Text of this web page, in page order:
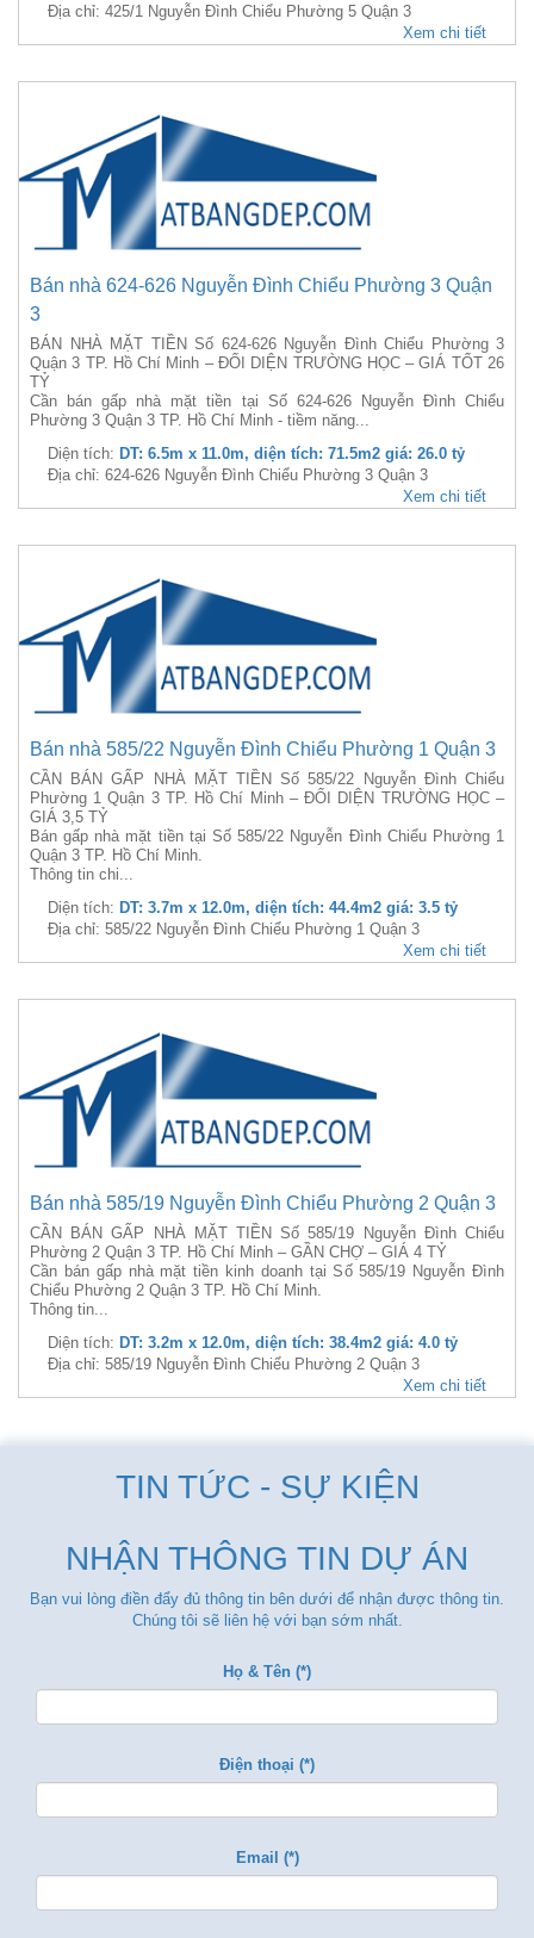
Địa chỉ: 425/1 Nguyễn Đình Chiểu Phường 5 Quận 3
Xem chi tiết
Bán nhà 624-626 Nguyễn Đình Chiểu Phường 3 Quận
3
BÁN NHÀ MẶT TIỀN Số 624-626 Nguyễn Đình Chiểu Phường 3
Quận 3 TP. Hồ Chí Minh – ĐỐI DIỆN TRƯỜNG HỌC – GIÁ TỐT 26
TỶ
Cần bán gấp nhà mặt tiền tại Số 624-626 Nguyễn Đình Chiểu
Phường 3 Quận 3 TP. Hồ Chí Minh - tiềm năng...
Diện tích: DT: 6.5m x 11.0m, diện tích: 71.5m2 giá: 26.0 tỷ
Địa chỉ: 624-626 Nguyễn Đình Chiểu Phường 3 Quận 3
Xem chi tiết
Bán nhà 585/22 Nguyễn Đình Chiểu Phường 1 Quận 3
CẦN BÁN GẤP NHÀ MẶT TIỀN Số 585/22 Nguyễn Đình Chiểu
Phường 1 Quận 3 TP. Hồ Chí Minh – ĐỐI DIỆN TRƯỜNG HỌC –
GIÁ 3,5 TỶ
Bán gấp nhà mặt tiền tại Số 585/22 Nguyễn Đình Chiểu Phường 1
Quận 3 TP. Hồ Chí Minh.
Thông tin chi...
Diện tích: DT: 3.7m x 12.0m, diện tích: 44.4m2 giá: 3.5 tỷ
Địa chỉ: 585/22 Nguyễn Đình Chiểu Phường 1 Quận 3
Xem chi tiết
Bán nhà 585/19 Nguyễn Đình Chiểu Phường 2 Quận 3
CẦN BÁN GẤP NHÀ MẶT TIỀN Số 585/19 Nguyễn Đình Chiểu
Phường 2 Quận 3 TP. Hồ Chí Minh – GẦN CHỢ – GIÁ 4 TỶ
Cần bán gấp nhà mặt tiền kinh doanh tại Số 585/19 Nguyễn Đình
Chiểu Phường 2 Quận 3 TP. Hồ Chí Minh.
Thông tin...
Diện tích: DT: 3.2m x 12.0m, diện tích: 38.4m2 giá: 4.0 tỷ
Địa chỉ: 585/19 Nguyễn Đình Chiểu Phường 2 Quận 3
Xem chi tiết
TIN TỨC - SỰ KIỆN
NHẬN THÔNG TIN DỰ ÁN
Bạn vui lòng điền đẩy đủ thông tin bên dưới để nhận được thông tin.
Chúng tôi sẽ liên hệ với bạn sớm nhất.
Họ & Tên (*)
Điện thoại (*)
Email (*)